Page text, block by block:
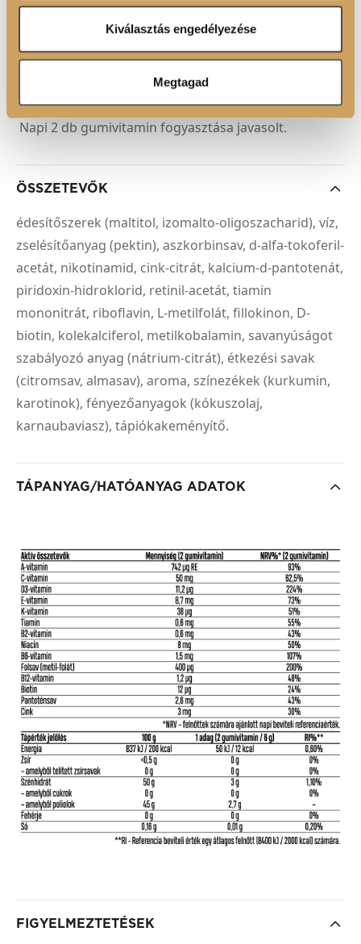
adatokkal, amelyeket Ön adott meg számukra vagy az
Ön által használt más szolgáltatásokból gyűjtöttek.
Kiválasztás engedélyezése
Megtagad
mindennapokra
Akik a kapszulákat, tablettákat kevésbé kedvelik
FELHASZNÁLÁSI JAVASLAT
Napi 2 db gumivitamin fogyasztása javasolt.
ÖSSZETEVŐK
édesítőszerek (maltitol, izomalto-oligoszacharid), víz,
zselésítőanyag (pektin), aszkorbinsav, d-alfa-tokoferil-
acetát, nikotinamid, cink-citrát, kalcium-d-pantotenát,
piridoxin-hidroklorid, retinil-acetát, tiamin
mononitrát, riboflavin, L-metilfolát, fillokinon, D-
biotin, kolekalciferol, metilkobalamin, savanyúságot
szabályozó anyag (nátrium-citrát), étkezési savak
(citromsav, almasav), aroma, színezékek (kurkumin,
karotinok), fényezőanyagok (kókuszolaj,
karnaubaviasz), tápiókakeményítő.
TÁPANYAG/HATÓANYAG ADATOK
FIGYELMEZTETÉSEK